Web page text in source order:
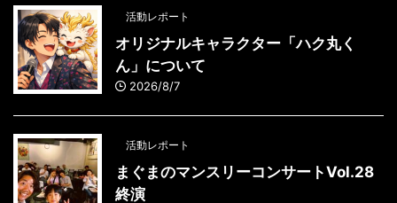
活動レポート
オリジナルキャラクター「ハク丸く
ん」について
2026/8/7
活動レポート
まぐまのマンスリーコンサートVol.28
終演